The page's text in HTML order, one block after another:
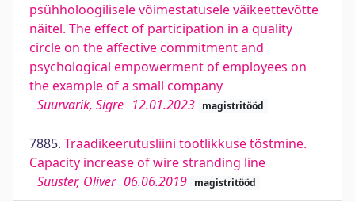
psühholoogilisele võimestatusele väikeettevõtte
näitel. The effect of participation in a quality
circle on the affective commitment and
psychological empowerment of employees on
the example of a small company
Suurvarik, Sigre 12.01.2023 magistritööd
7885. Traadikeerutusliini tootlikkuse tõstmine.
Capacity increase of wire stranding line
Suuster, Oliver 06.06.2019 magistritööd